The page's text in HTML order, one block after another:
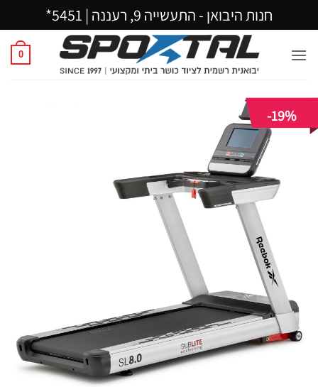
חנות היבואן - התעשייה 9, רעננה | 5451*
0
-19%